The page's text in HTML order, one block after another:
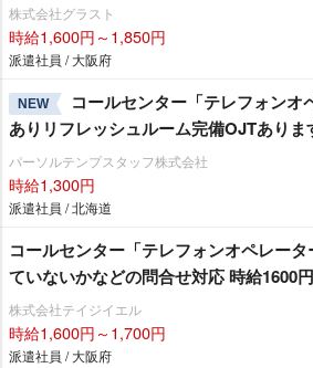
株式会社グラスト
時給1,600円～1,850円
派遣社員 / 大阪府
NEW
コールセンター「テレフォンオ
ありリフレッシュルーム完備OJTありま
パーソルテンプスタッフ株式会社
時給1,300円
派遣社員 / 北海道
コールセンター「テレフォンオペレー
ていないかなどの問合せ対応 時給1600円
株式会社テイジイエル
時給1,600円～1,700円
派遣社員 / 大阪府